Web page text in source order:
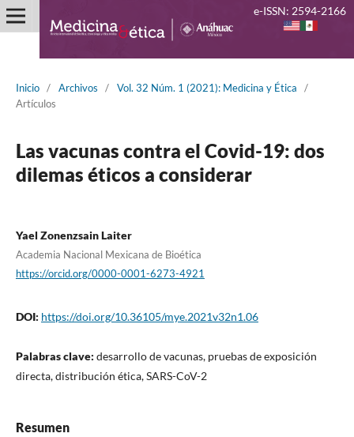
Inicio / Archivos / Vol. 32 Núm. 1 (2021): Medicina y Ética
/
Artículos
Las vacunas contra el Covid-19: dos
dilemas éticos a considerar
Yael Zonenzsain Laiter
Academia Nacional Mexicana de Bioética
https://orcid.org/0000-0001-6273-4921
DOI: https://doi.org/10.36105/mye.2021v32n1.06
Palabras clave: desarrollo de vacunas, pruebas de exposición
directa, distribución ética, SARS-CoV-2
Resumen
e-ISSN: 2594-2166